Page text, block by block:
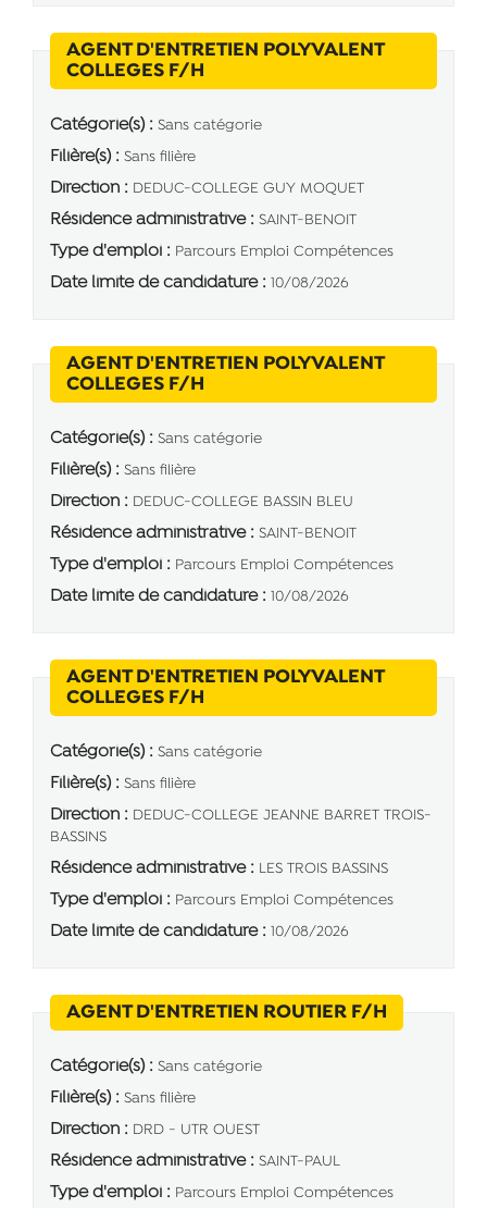
AGENT D'ENTRETIEN POLYVALENT
COLLEGES F/H
Catégorie(s) : Sans catégorie
Filière(s) : Sans filière
Direction : DEDUC-COLLEGE GUY MOQUET
Résidence administrative : SAINT-BENOIT
Type d'emploi : Parcours Emploi Compétences
Date limite de candidature : 10/08/2026
AGENT D'ENTRETIEN POLYVALENT
COLLEGES F/H
Catégorie(s) : Sans catégorie
Filière(s) : Sans filière
Direction : DEDUC-COLLEGE BASSIN BLEU
Résidence administrative : SAINT-BENOIT
Type d'emploi : Parcours Emploi Compétences
Date limite de candidature : 10/08/2026
AGENT D'ENTRETIEN POLYVALENT
COLLEGES F/H
Catégorie(s) : Sans catégorie
Filière(s) : Sans filière
Direction : DEDUC-COLLEGE JEANNE BARRET TROIS-
BASSINS
Résidence administrative : LES TROIS BASSINS
Type d'emploi : Parcours Emploi Compétences
Date limite de candidature : 10/08/2026
AGENT D'ENTRETIEN ROUTIER F/H
Catégorie(s) : Sans catégorie
Filière(s) : Sans filière
Direction : DRD - UTR OUEST
Résidence administrative : SAINT-PAUL
Type d'emploi : Parcours Emploi Compétences